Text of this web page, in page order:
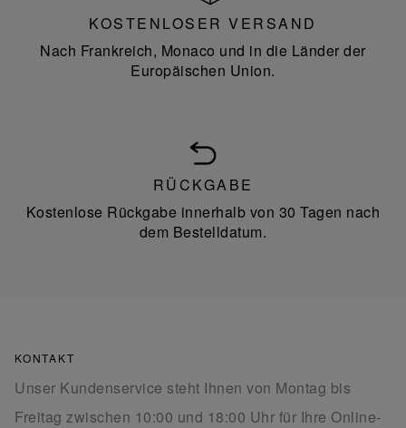
KOSTENLOSER VERSAND
Nach Frankreich, Monaco und in die Länder der
Europäischen Union.
RÜCKGABE
Kostenlose Rückgabe innerhalb von 30 Tagen nach
dem Bestelldatum.
KONTAKT
Unser Kundenservice steht Ihnen von Montag bis
Freitag zwischen 10:00 und 18:00 Uhr für Ihre Online-